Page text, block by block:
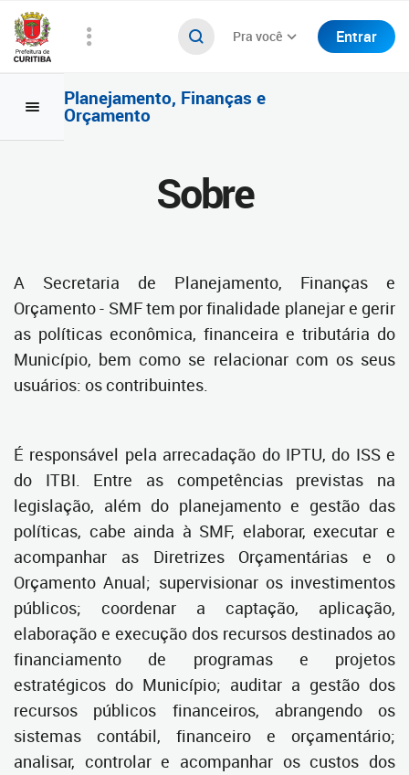
Pra você Entrar
Planejamento, Finanças e
Orçamento
Sobre
A Secretaria de Planejamento, Finanças e
Orçamento - SMF tem por finalidade planejar e gerir
as políticas econômica, financeira e tributária do
Município, bem como se relacionar com os seus
usuários: os contribuintes.
É responsável pela arrecadação do IPTU, do ISS e
do ITBI. Entre as competências previstas na
legislação, além do planejamento e gestão das
políticas, cabe ainda à SMF, elaborar, executar e
acompanhar as Diretrizes Orçamentárias e o
Orçamento Anual; supervisionar os investimentos
públicos; coordenar a captação, aplicação,
elaboração e execução dos recursos destinados ao
financiamento de programas e projetos
estratégicos do Município; auditar a gestão dos
recursos públicos financeiros, abrangendo os
sistemas contábil, financeiro e orçamentário;
analisar, controlar e acompanhar os custos dos